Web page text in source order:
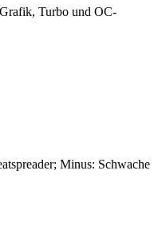
Turbo und OC-
Minus: Schwache